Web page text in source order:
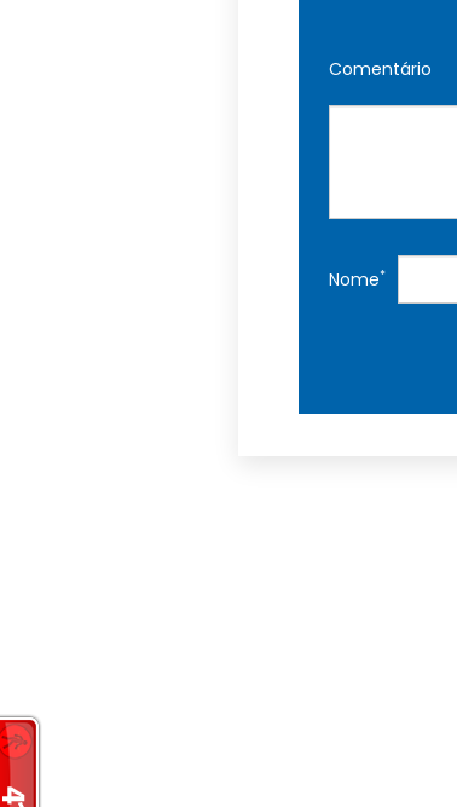
Comentário
Nome*